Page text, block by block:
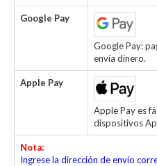
Google Pay
Google Pay:
envía dinero.
Apple Pay
Apple Pay es
dispositivos
Nota:
Ingrese la dirección de envío